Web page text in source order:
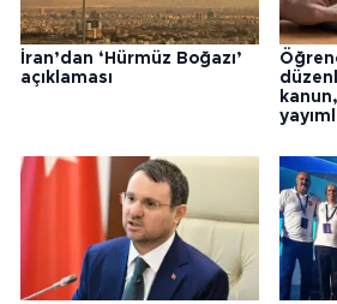
İran’dan ‘Hürmüz Boğazı’
açıklaması